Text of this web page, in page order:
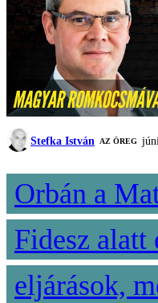
Stefka István AZ ÖREG
Orbán a
Fidesz alatt
eljárások,